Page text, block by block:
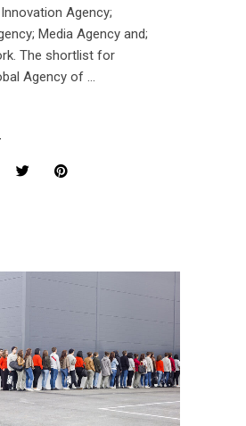
Agency;
Media Agency and;
The shortlist for
Agency of